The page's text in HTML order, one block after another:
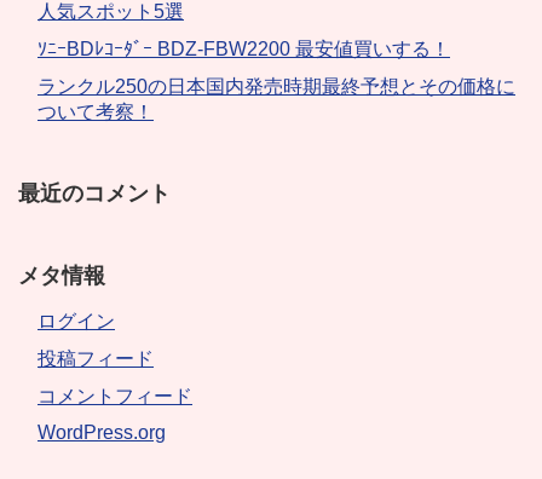
人気スポット5選
ｿﾆｰBDﾚｺｰﾀﾞｰ BDZ-FBW2200 最安値買いする！
ランクル250の日本国内発売時期最終予想とその価格に
ついて考察！
最近のコメント
メタ情報
ログイン
投稿フィード
コメントフィード
WordPress.org